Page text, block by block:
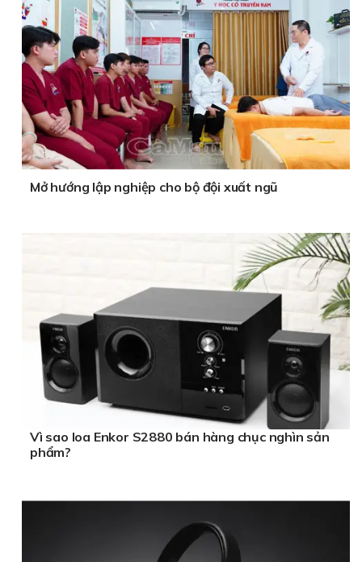
Mở hướng lập nghiệp cho bộ đội xuất ngũ
Vì sao loa Enkor S2880 bán hàng chục nghìn sản
phẩm?